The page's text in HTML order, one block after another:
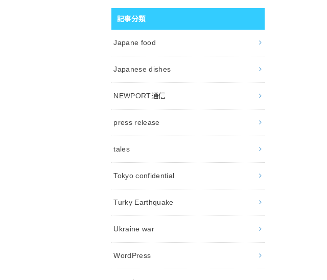
記事分類
Japane food
Japanese dishes
NEWPORT通信
press release
tales
Tokyo confidential
Turky Earthquake
Ukraine war
WordPress